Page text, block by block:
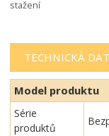
stažení
TECHNICKÁ
Model produktu
Série
produktů